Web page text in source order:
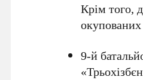
Крім того,
9-й